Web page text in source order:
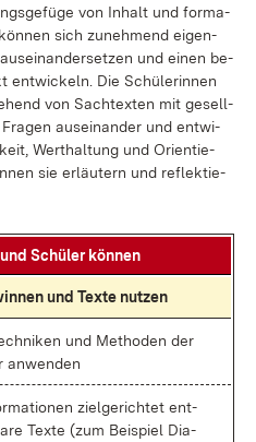
von In­halt und for­ma­
sich zu­neh­mend ei­gen­
und ei­nen be­
ent­wi­ckeln. Die Schü­le­rin­nen
von Sach­t­ex­ten mit ge­sell­
aus­ein­an­der und ent­wi­
Wert­hal­tung und Ori­en­tie­
sie er­läu­tern und re­flek­tie­
Schü­ler kön­nen
und Tex­te nut­zen
und Me­tho­den der
an­wen­den
ziel­ge­rich­tet ent­
Tex­te (zum Bei­spiel Dia­